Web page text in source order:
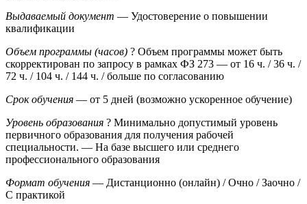
Выдаваемый документ — Удостоверение о повышении
квалификации
Объем программы (часов) ? Объем программы может быть
скорректирован по запросу в рамках ФЗ 273 — от 16 ч. / 36 ч. /
72 ч. / 104 ч. / 144 ч. / больше по согласованию
Срок обучения — от 5 дней (возможно ускоренное обучение)
Уровень образования ? Минимально допустимый уровень
первичного образования для получения рабочей
специальности. — На базе высшего или среднего
профессионального образования
Формат обучения — Дистанционно (онлайн) / Очно / Заочно /
С практикой